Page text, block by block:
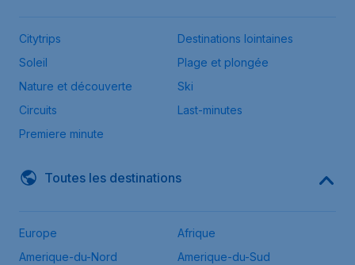
Citytrips
Destinations lointaines
Soleil
Plage et plongée
Nature et découverte
Ski
Circuits
Last-minutes
Premiere minute
Toutes les destinations
Europe
Afrique
Amerique-du-Nord
Amerique-du-Sud